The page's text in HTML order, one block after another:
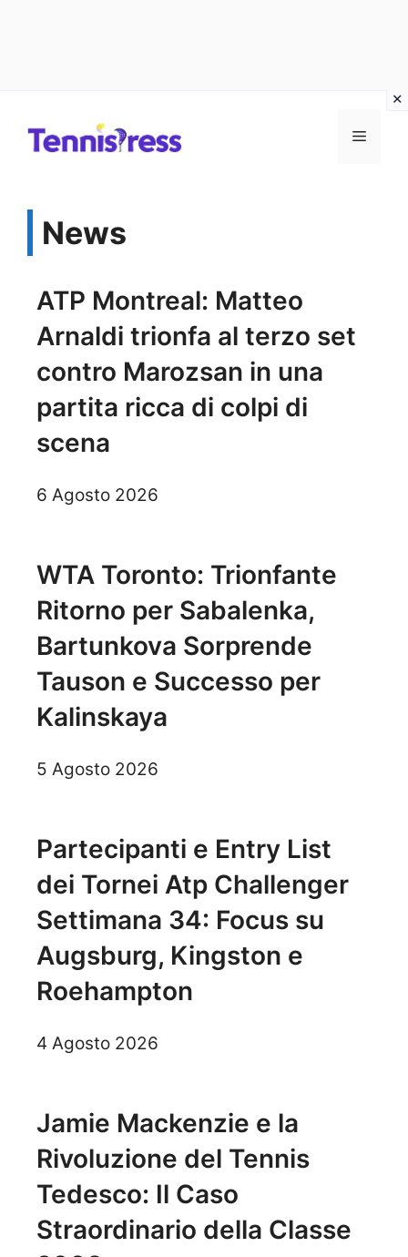
MENU
News
ATP Montreal: Matteo
Arnaldi trionfa al terzo set
contro Marozsan in una
partita ricca di colpi di
scena
6 Agosto 2026
WTA Toronto: Trionfante
Ritorno per Sabalenka,
Bartunkova Sorprende
Tauson e Successo per
Kalinskaya
5 Agosto 2026
Partecipanti e Entry List
dei Tornei Atp Challenger
Settimana 34: Focus su
Augsburg, Kingston e
Roehampton
4 Agosto 2026
Jamie Mackenzie e la
Rivoluzione del Tennis
Tedesco: Il Caso
Straordinario della Classe